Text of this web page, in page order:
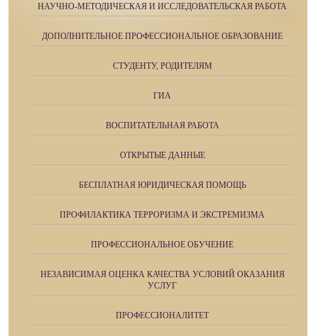
НАУЧНО-МЕТОДИЧЕСКАЯ И ИССЛЕДОВАТЕЛЬСКАЯ РАБОТА
ДОПОЛНИТЕЛЬНОЕ ПРОФЕССИОНАЛЬНОЕ ОБРАЗОВАНИЕ
СТУДЕНТУ, РОДИТЕЛЯМ
ГИА
ВОСПИТАТЕЛЬНАЯ РАБОТА
ОТКРЫТЫЕ ДАННЫЕ
БЕСПЛАТНАЯ ЮРИДИЧЕСКАЯ ПОМОЩЬ
ПРОФИЛАКТИКА ТЕРРОРИЗМА И ЭКСТРЕМИЗМА
ПРОФЕССИОНАЛЬНОЕ ОБУЧЕНИЕ
НЕЗАВИСИМАЯ ОЦЕНКА КАЧЕСТВА УСЛОВИЙ ОКАЗАНИЯ
УСЛУГ
ПРОФЕССИОНАЛИТЕТ